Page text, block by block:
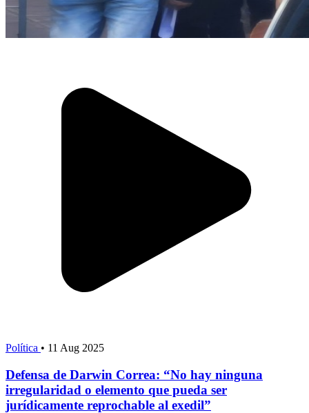
Política • 11 Aug 2025
Defensa de Darwin Correa: “No hay ninguna
irregularidad o elemento que pueda ser
jurídicamente reprochable al exedil”